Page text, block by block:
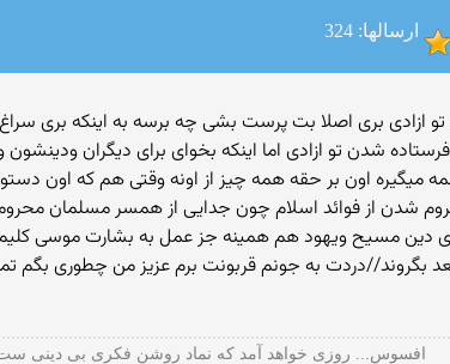
ارسالها: 324
تو ازادی بری اصلا بت پرست بشی چه برسه به اینكه بری
شدن تو ازادی اما اینكه بخوای برای دیگران
اون بر حقه همه چیز از اونه وقتی هم كه اون دستور
شدن از فوائد اسلام چون جدایی از همسر مسلمان
دین مسیح ویهود هم همینه جز عمل به بشارت موسی
بگروند//دردت به جونم قربونت برم عزیز من چطوری بگم
افسوس... روزی خواهد آمد که نماد روشن فکری بی دینی